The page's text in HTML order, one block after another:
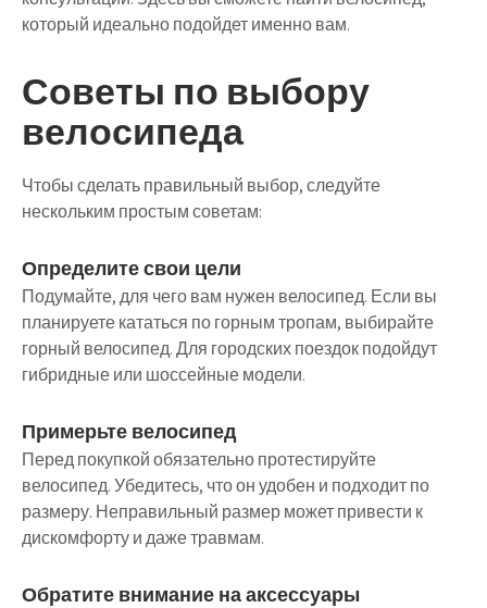
который идеально подойдет именно вам.
Советы по выбору
велосипеда
Чтобы сделать правильный выбор, следуйте
нескольким простым советам:
Определите свои цели
Подумайте, для чего вам нужен велосипед. Если вы
планируете кататься по горным тропам, выбирайте
горный велосипед. Для городских поездок подойдут
гибридные или шоссейные модели.
Примерьте велосипед
Перед покупкой обязательно протестируйте
велосипед. Убедитесь, что он удобен и подходит по
размеру. Неправильный размер может привести к
дискомфорту и даже травмам.
Обратите внимание на аксессуары